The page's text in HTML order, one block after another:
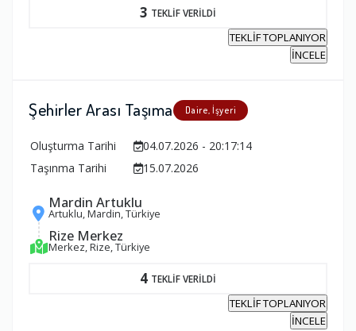
3 TEKLİF VERİLDİ
TEKLİF TOPLANIYOR
İNCELE
Şehirler Arası Taşıma Daire, İşyeri
Oluşturma Tarihi
04.07.2026 - 20:17:14
Taşınma Tarihi
15.07.2026
Mardin Artuklu
Artuklu, Mardin, Türkiye
Rize Merkez
Merkez, Rize, Türkiye
4 TEKLİF VERİLDİ
TEKLİF TOPLANIYOR
İNCELE